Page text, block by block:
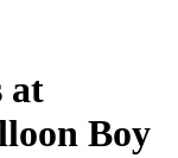
at
Boy